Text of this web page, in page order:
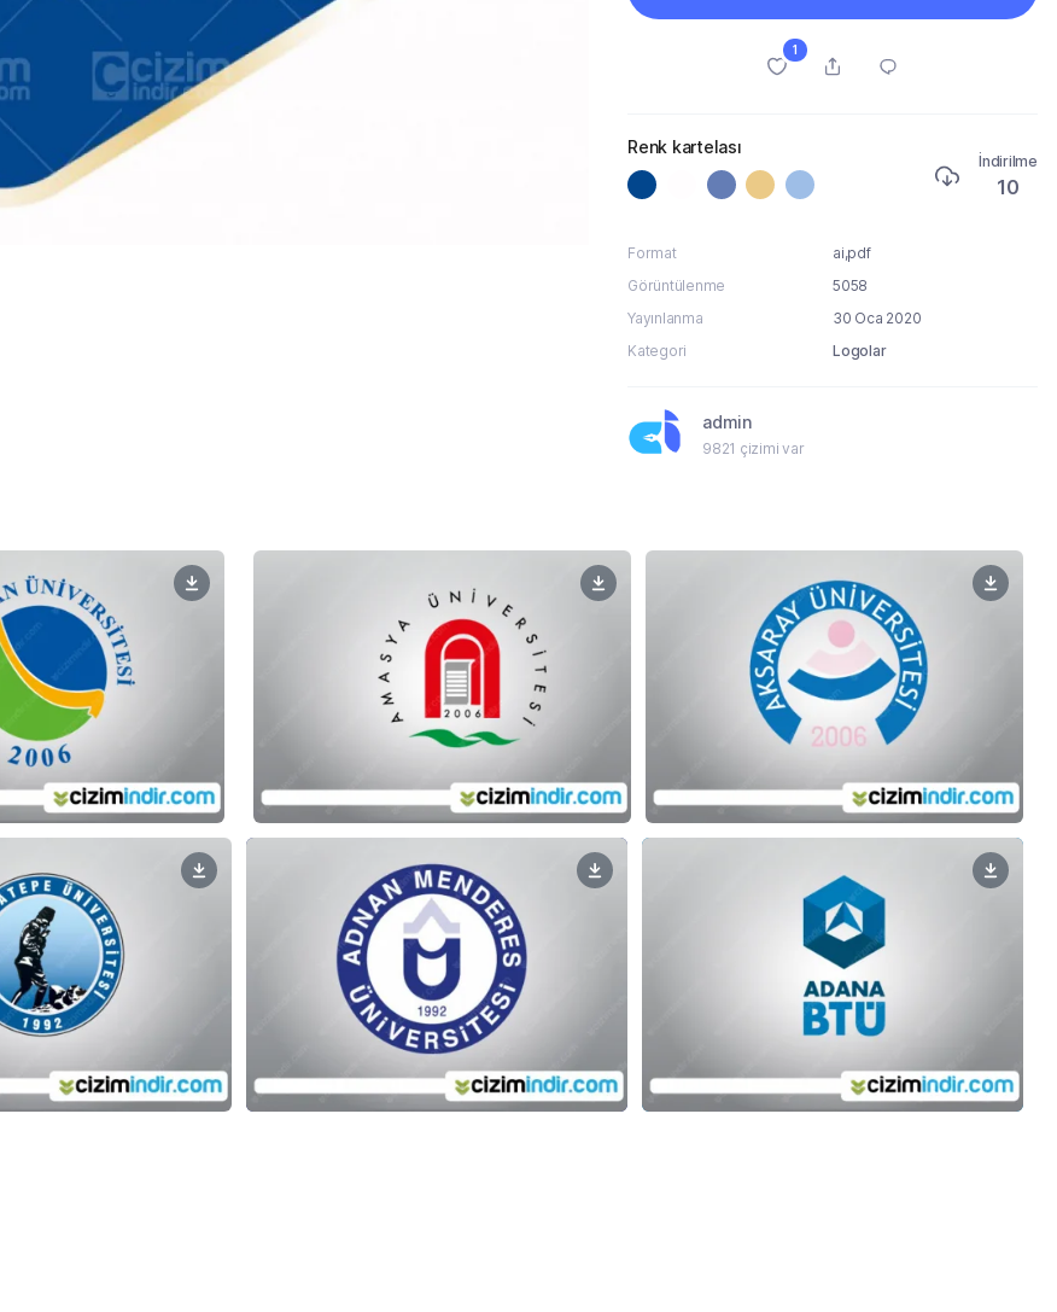
1
Renk kartelası
İndirilme
10
Format
ai,pdf
Görüntülenme
5058
Yayınlanma
30 Oca 2020
Kategori
Logolar
admin
9821 çizimi var